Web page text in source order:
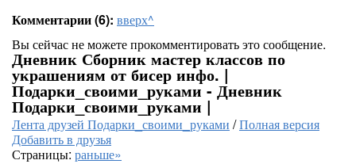
Комментарии (6): вверх^
Вы сейчас не можете прокомментировать это сообщение.
Дневник Сборник мастер классов по
украшениям от бисер инфо. |
Подарки_своими_руками - Дневник
Подарки_своими_руками |
Лента друзей Подарки_своими_руками /Полная версия
Добавить в друзья
Страницы: раньше»